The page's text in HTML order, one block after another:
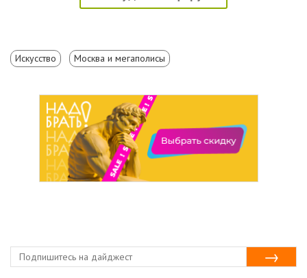
Искусство Москва и мегаполисы